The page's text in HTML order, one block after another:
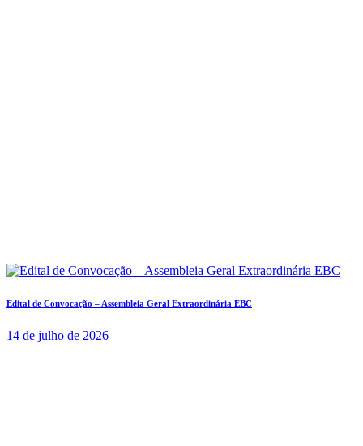
Edital de Convocação – Assembleia Geral Extraordinária EBC
14 de julho de 2026